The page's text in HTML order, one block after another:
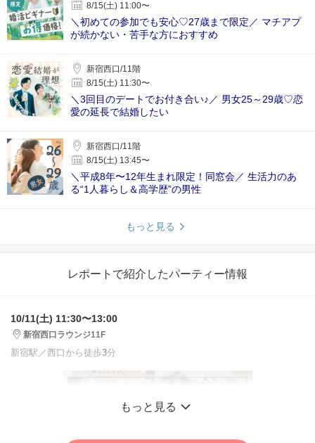
8/15(土) 11:00〜
＼初めての参加でも安心♡27歳まで限定／ マチアプ
が続かない・苦手な方におすすめ
新宿西口/11階
8/15(土) 11:30〜
＼3回目のデートでお付き合い♪／ 男女25～29歳♡恋
愛の延長で結婚したい
新宿西口/11階
8/15(土) 13:45〜
＼平成8年〜12年生まれ限定！同窓会／ 生活力のあ
る“1人暮らし＆高学歴”の男性
もっと見る
レポートで紹介したパーティー情報
10/11(土) 11:30〜13:00
新宿西口ラウンジ11F
新宿駅／西口から徒歩3分
もっと見る